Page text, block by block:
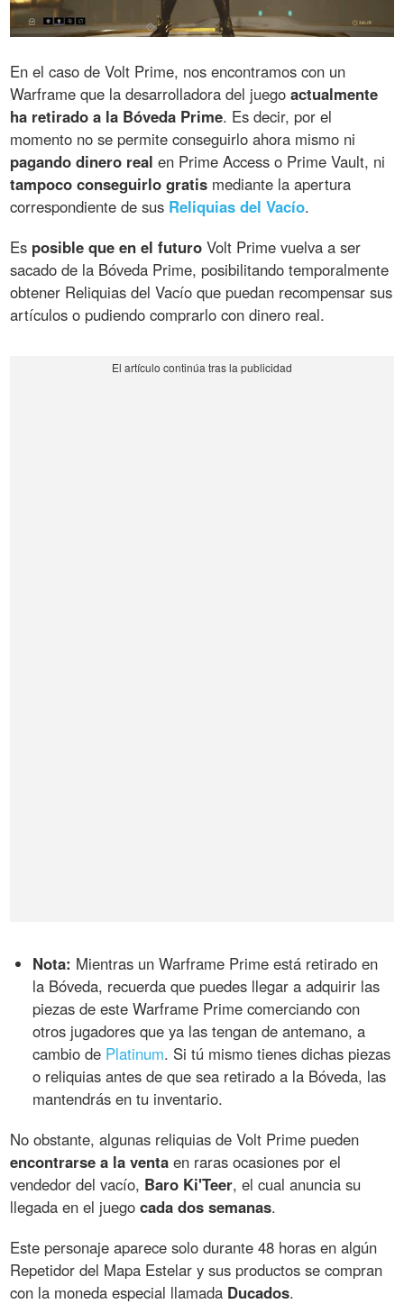
En el caso de Volt Prime, nos encontramos con un
Warframe que la desarrolladora del juegoactualmente
ha retirado a la Bóveda Prime. Es decir, por el
momento no se permite conseguirlo ahora mismo ni
pagando dinero real en Prime Access o Prime Vault, ni
tampoco conseguirlo gratis mediante la apertura
correspondiente de sus Reliquias del Vacío.
Es posible que en el futuro Volt Prime vuelva a ser
sacado de la Bóveda Prime, posibilitando temporalmente
obtener Reliquias del Vacío que puedan recompensar sus
artículos o pudiendo comprarlo con dinero real.
Nota: Mientras un Warframe Prime está retirado en
la Bóveda, recuerda que puedes llegar a adquirir las
piezas de este Warframe Prime comerciando con
otros jugadores que ya las tengan de antemano, a
cambio de Platinum. Si tú mismo tienes dichas piezas
o reliquias antes de que sea retirado a la Bóveda, las
mantendrás en tu inventario.
No obstante, algunas reliquias de Volt Prime pueden
encontrarse a la venta en raras ocasiones por el
vendedor del vacío, Baro Ki'Teer, el cual anuncia su
llegada en el juegocada dos semanas.
Este personaje aparece solo durante 48 horas en algún
Repetidor del Mapa Estelar y sus productos se compran
con la moneda especial llamada Ducados.